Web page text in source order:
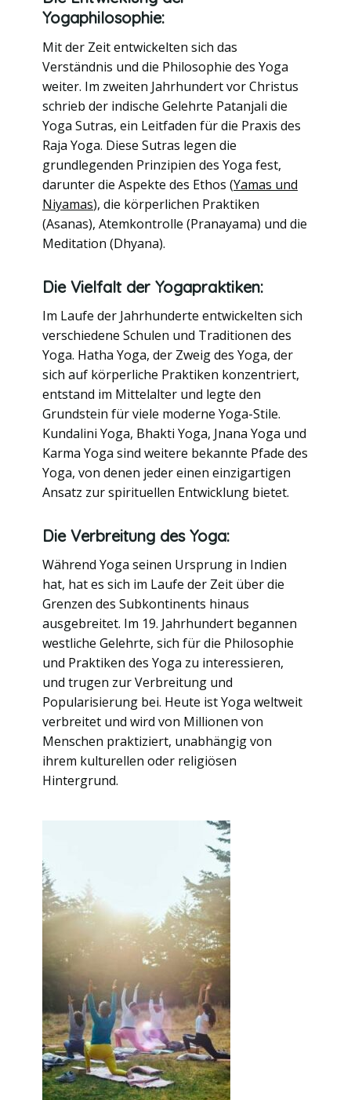
Yogaphilosophie:
Mit der Zeit entwickelten sich das
Verständnis und die Philosophie des Yoga
weiter. Im zweiten Jahrhundert vor Christus
schrieb der indische Gelehrte Patanjali die
Yoga Sutras, ein Leitfaden für die Praxis des
Raja Yoga. Diese Sutras legen die
grundlegenden Prinzipien des Yoga fest,
darunter die Aspekte des Ethos (Yamas und
Niyamas), die körperlichen Praktiken
(Asanas), Atemkontrolle (Pranayama) und die
Meditation (Dhyana).
Die Vielfalt der Yogapraktiken:
Im Laufe der Jahrhunderte entwickelten sich
verschiedene Schulen und Traditionen des
Yoga. Hatha Yoga, der Zweig des Yoga, der
sich auf körperliche Praktiken konzentriert,
entstand im Mittelalter und legte den
Grundstein für viele moderne Yoga-Stile.
Kundalini Yoga, Bhakti Yoga, Jnana Yoga und
Karma Yoga sind weitere bekannte Pfade des
Yoga, von denen jeder einen einzigartigen
Ansatz zur spirituellen Entwicklung bietet.
Die Verbreitung des Yoga:
Während Yoga seinen Ursprung in Indien
hat, hat es sich im Laufe der Zeit über die
Grenzen des Subkontinents hinaus
ausgebreitet. Im 19. Jahrhundert begannen
westliche Gelehrte, sich für die Philosophie
und Praktiken des Yoga zu interessieren,
und trugen zur Verbreitung und
Popularisierung bei. Heute ist Yoga weltweit
verbreitet und wird von Millionen von
Menschen praktiziert, unabhängig von
ihrem kulturellen oder religiösen
Hintergrund.